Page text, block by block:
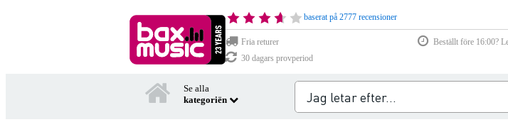
baserat på 2777 recensioner
Fria returer
Beställt före 16:00?
30 dagars provperiod
Se alla
kategoriën